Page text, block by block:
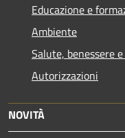
Educazione e
Ambiente
Salute, benessere
Autorizzazioni
NOVITÀ